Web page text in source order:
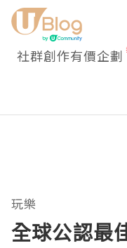
社群創作有價企劃
玩樂
全球公認最